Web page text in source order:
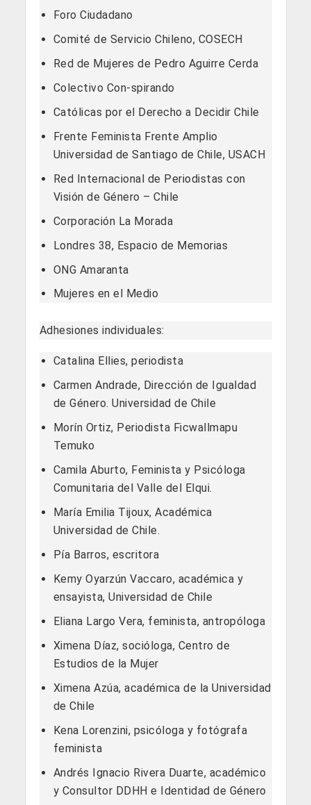
Foro Ciudadano
Comité de Servicio Chileno, COSECH
Red de Mujeres de Pedro Aguirre Cerda
Colectivo Con-spirando
Católicas por el Derecho a Decidir Chile
Frente Feminista Frente Amplio
Universidad de Santiago de Chile, USACH
Red Internacional de Periodistas con
Visión de Género – Chile
Corporación La Morada
Londres 38, Espacio de Memorias
ONG Amaranta
Mujeres en el Medio
Adhesiones individuales:
Catalina Ellies, periodista
Carmen Andrade, Dirección de Igualdad
de Género. Universidad de Chile
Morín Ortiz, Periodista Ficwallmapu
Temuko
Camila Aburto, Feminista y Psicóloga
Comunitaria del Valle del Elqui.
María Emilia Tijoux, Académica
Universidad de Chile.
Pía Barros, escritora
Kemy Oyarzún Vaccaro, académica y
ensayista, Universidad de Chile
Eliana Largo Vera, feminista, antropóloga
Ximena Díaz, socióloga, Centro de
Estudios de la Mujer
Ximena Azúa, académica de la Universidad
de Chile
Kena Lorenzini, psicóloga y fotógrafa
feminista
Andrés Ignacio Rivera Duarte, académico
y Consultor DDHH e Identidad de Género